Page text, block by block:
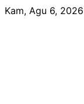
Skip
Kam, Agu 6, 2026